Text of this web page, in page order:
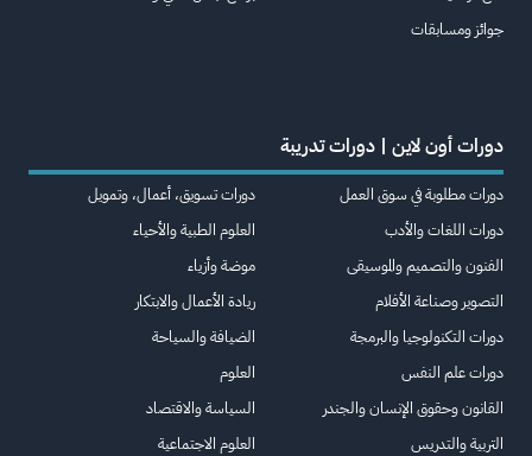
جوائز ومسابقات
دورات أون لاين | دورات تدريبة
دورات مطلوبة في سوق العمل
دورات اللغات والأدب
الفنون والتصميم والموسيقى
التصوير وصناعة الأفلام
دورات التكنولوجيا والبرمجة
دورات علم النفس
القانون وحقوق الإنسان والجندر
التربية والتدريس
دورات تسويق، أعمال، وتمويل
العلوم الطبية والأحياء
موضة وأزياء
ريادة الأعمال والابتكار
الضيافة والسياحة
العلوم
السياسة والاقتصاد
العلوم الاجتماعية